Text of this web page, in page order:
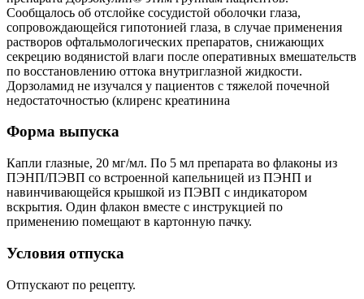
Сообщалось об отслойке сосудистой оболочки глаза,
сопровождающейся гипотонией глаза, в случае применения
растворов офтальмологических препаратов, снижающих
секрецию водянистой влаги после оперативных вмешательств
по восстановлению оттока внутриглазной жидкости.
Дорзоламид не изучался у пациентов с тяжелой почечной
недостаточностью (клиренс креатинина
Форма выпуска
Капли глазные, 20 мг/мл. По 5 мл препарата во флаконы из
ПЭНП/ПЭВП со встроенной капельницей из ПЭНП и
навинчивающейся крышкой из ПЭВП с индикатором
вскрытия. Один флакон вместе с инструкцией по
применению помещают в картонную пачку.
Условия отпуска
Отпускают по рецепту.